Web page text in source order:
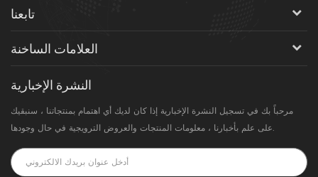
تابعنا
العلامات الساخنة
النشرة الإخبارية
مرحباً بك في تسجيل النشرة الإخبارية إذا كان لديك أي اهتمام بمنتجاتنا ، سنبقيك
على علم بأخبارنا ، معلومات المنتجات والعروض الترويجية في حال وجودها.